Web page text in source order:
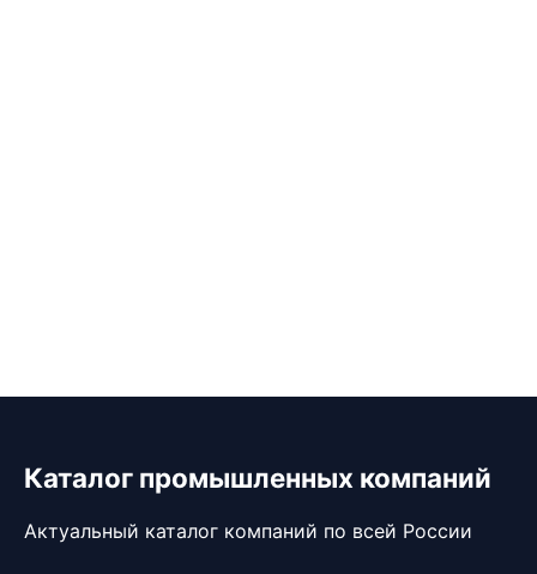
Каталог промышленных компаний
Актуальный каталог компаний по всей России